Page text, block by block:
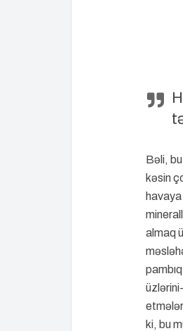
Bəli,
kəsin
almaq
ki, bu